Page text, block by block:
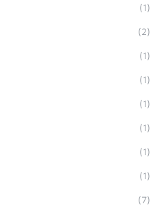
(1)
(2)
(1)
(1)
(1)
(1)
(1)
(1)
(7)